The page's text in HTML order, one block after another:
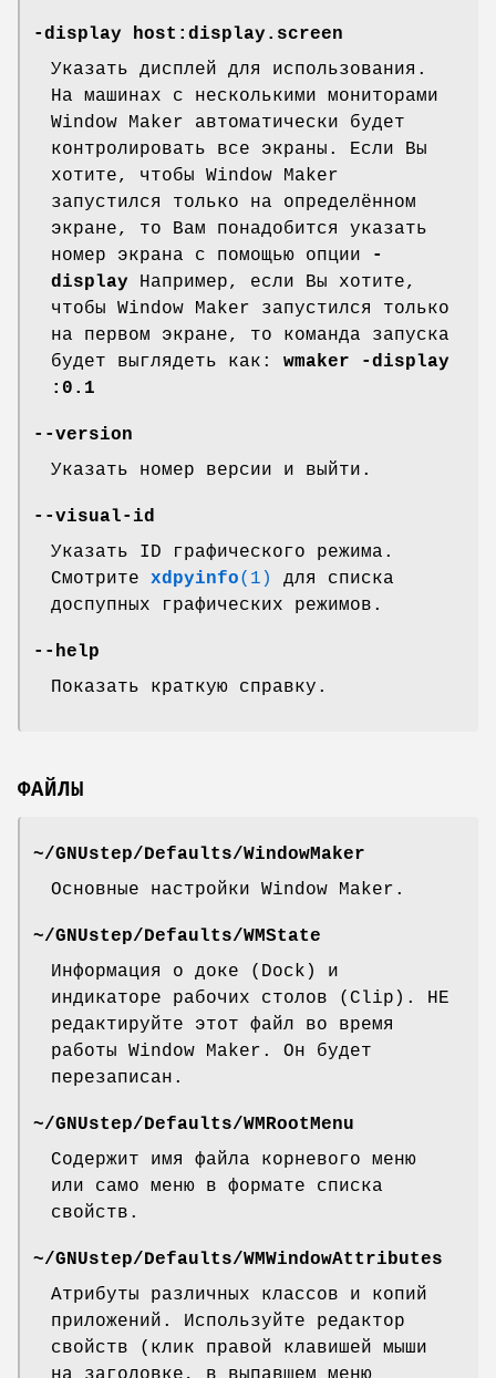
-display host:display.screen
Указать дисплей для использования.
На машинах с несколькими мониторами
Window Maker автоматически будет
контролировать все экраны. Если Вы
хотите, чтобы Window Maker
запустился только на определённом
экране, то Вам понадобится указать
номер экрана с помощью опции
-
display Например, если Вы хотите,
чтобы Window Maker запустился только
на первом экране, то команда запуска
будет выглядеть как: wmaker -display
:0.1
--version
Указать номер версии и выйти.
--visual-id
Указать ID графического режима.
Смотрите xdpyinfo(1)
для списка
доспупных графических режимов.
--help
Показать краткую справку.
ФАЙЛЫ
~/GNUstep/Defaults/WindowMaker
Основные настройки Window Maker.
~/GNUstep/Defaults/WMState
Информация о доке (Dock) и
индикаторе рабочих столов (Clip). НЕ
редактируйте этот файл во время
работы Window Maker. Он будет
перезаписан.
~/GNUstep/Defaults/WMRootMenu
Содержит имя файла корневого меню
или само меню в формате списка
свойств.
~/GNUstep/Defaults/WMWindowAttributes
Атрибуты различных классов и копий
приложений. Используйте редактор
свойств (клик правой клавишей мыши